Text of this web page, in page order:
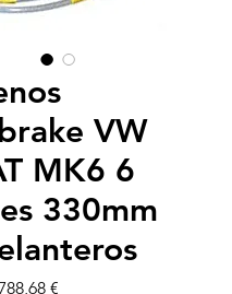
VW
MK6 6
330mm
€